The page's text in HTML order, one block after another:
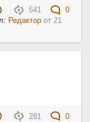
541
0
Редактор от21
281
0